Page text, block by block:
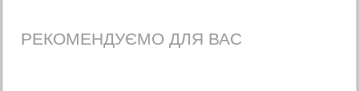
РЕКОМЕНДУЄМО ДЛЯ ВАС